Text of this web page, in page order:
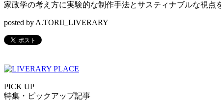
家政学の考え方に実験的な制作手法とサスティナブルな視
posted by A.TORII_LIVERARY
PICK UP
特集・ピックアップ記事